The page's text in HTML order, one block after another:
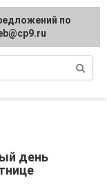
день
по
по